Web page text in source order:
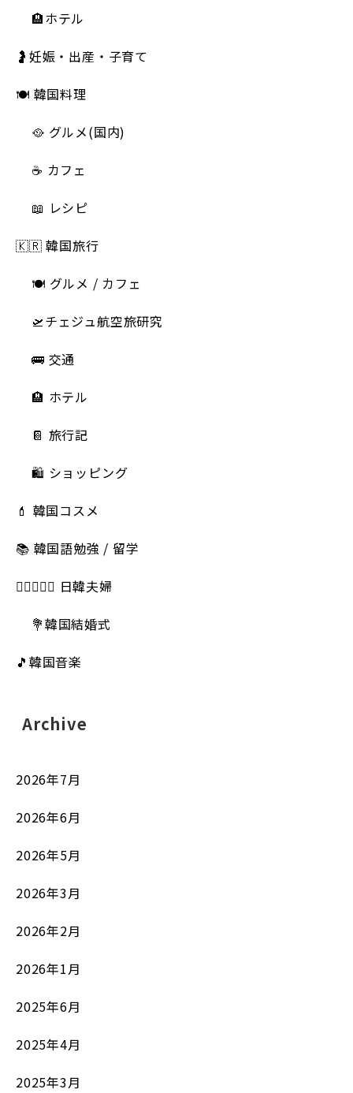
🏨ホテル
🤰妊娠・出産・子育て
🍽 韓国料理
🥘 グルメ(国内)
☕️ カフェ
📖 レシピ
🇰🇷 韓国旅行
🍽 グルメ / カフェ
🛫チェジュ航空旅研究
🚌 交通
🏨 ホテル
📔 旅行記
🛍️ ショッピング
💄 韓国コスメ
📚 韓国語勉強 / 留学
👩🏻‍❤️‍👨🏻 日韓夫婦
💐韓国結婚式
🎵韓国音楽
Archive
2026年7月
2026年6月
2026年5月
2026年3月
2026年2月
2026年1月
2025年6月
2025年4月
2025年3月